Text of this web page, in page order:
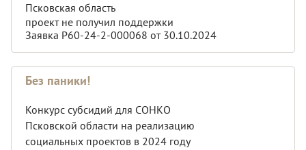
Псковская область
проект не получил поддержки
Заявка Р60-24-2-000068 от 30.10.2024
Без паники!
Конкурс субсидий для СОНКО
Псковской области на реализацию
социальных проектов в 2024 году